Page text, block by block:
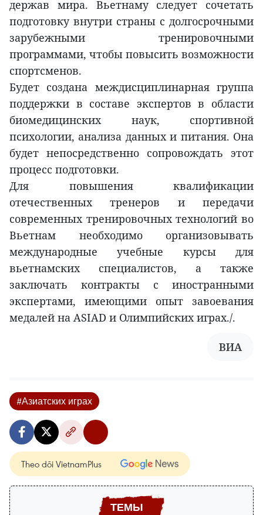
держав мира. Вьетнаму следует сочетать
подготовку внутри страны с долгосрочными
зарубежными тренировочными
программами, чтобы повысить возможности
спортсменов.
Будет создана междисциплинарная группа
поддержки в составе экспертов в области
биомедицинских наук, спортивной
психологии, анализа данных и питания. Она
будет непосредственно сопровождать этот
процесс подготовки.
Для повышения квалификации
отечественных тренеров и передачи
современных тренировочных технологий во
Вьетнам необходимо организовывать
международные учебные курсы для
вьетнамских специалистов, а также
заключать контракты с иностранными
экспертами, имеющими опыт завоевания
медалей на ASIAD и Олимпийских играх./.
ВИА
#Азиатских играх
Theo dõi VietnamPlus